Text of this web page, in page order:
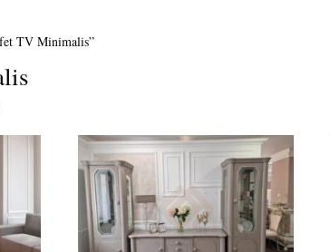
TV Minimalis”